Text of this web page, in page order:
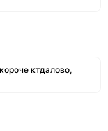
ктдалово,